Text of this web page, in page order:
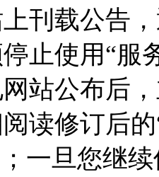
刊载公告
止使用“服
站公布后
读修订后
一旦您继